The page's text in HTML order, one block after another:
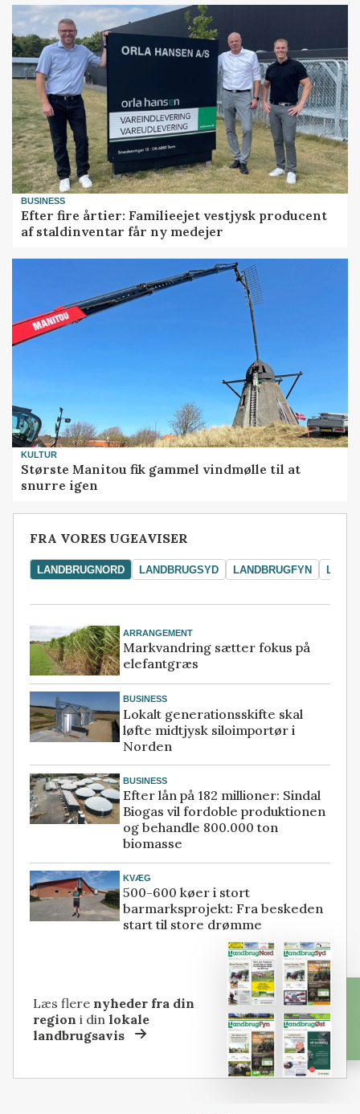
BUSINESS
Efter fire årtier: Familieejet vestjysk producent
af staldinventar får ny medejer
KULTUR
Største Manitou fik gammel vindmølle til at
snurre igen
FRA VORES UGEAVISER
LANDBRUGNORD LANDBRUGSYD LANDBRUGFYN
ARRANGEMENT
Markvandring sætter fokus på
elefantgræs
BUSINESS
Lokalt generationsskifte skal
løfte midtjysk siloimportør i
Norden
BUSINESS
Efter lån på 182 millioner: Sindal
Biogas vil fordoble produktionen
og behandle 800.000 ton
biomasse
KVÆG
500-600 køer i stort
barmarksprojekt: Fra beskeden
start til store drømme
Læs flere nyheder fra din
region i dinlokale
landbrugsavis